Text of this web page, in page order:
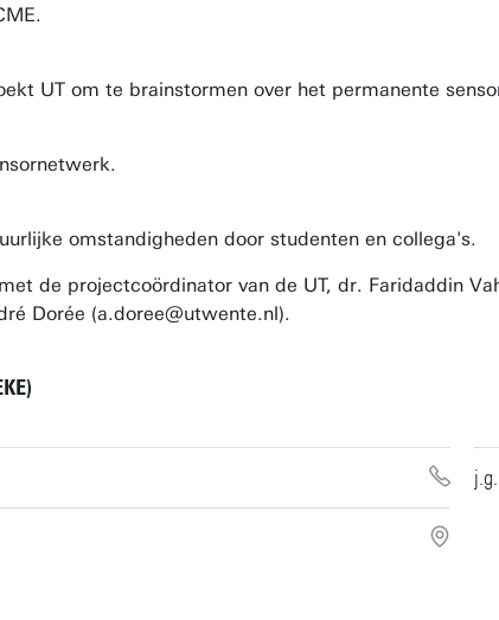
UT om te brainstormen over het permanente
omstandigheden door studenten en collega's.
de projectcoördinator van de UT, dr. Faridaddin
Dorée (a.doree@utwente.nl).